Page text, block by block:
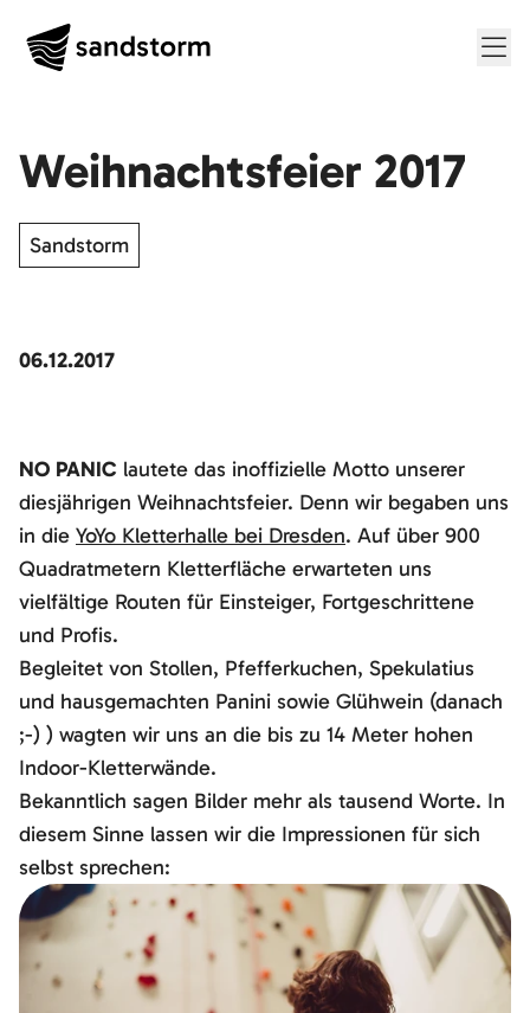
Weihnachtsfeier 2017
Sandstorm
06.12.2017
NO PANIC lautete das inoffizielle Motto unserer
diesjährigen Weihnachtsfeier. Denn wir begaben uns
in die YoYo Kletterhalle bei Dresden. Auf über 900
Quadratmetern Kletterfläche erwarteten uns
vielfältige Routen für Einsteiger, Fortgeschrittene
und Profis.
Begleitet von Stollen, Pfefferkuchen, Spekulatius
und hausgemachten Panini sowie Glühwein (danach
;-) ) wagten wir uns an die bis zu 14 Meter hohen
Indoor-Kletterwände.
Bekanntlich sagen Bilder mehr als tausend Worte. In
diesem Sinne lassen wir die Impressionen für sich
selbst sprechen: